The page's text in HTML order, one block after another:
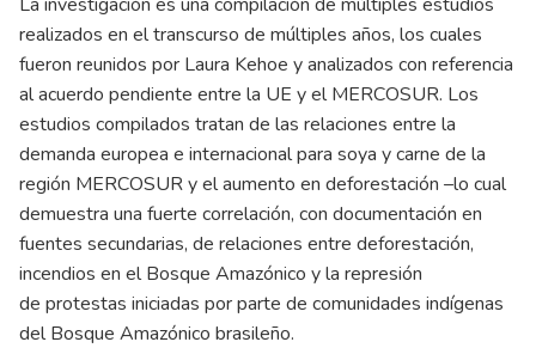
realizados en el transcurso de múltiples años, los cuales
fueron reunidos por Laura Kehoe y analizados con referencia
al acuerdo pendiente entre la UE y el MERCOSUR. Los
estudios compilados tratan de las relaciones entre la
demanda europea e internacional para soya y carne de la
región MERCOSUR y el aumento en deforestación –lo cual
demuestra una fuerte correlación, con documentación en
fuentes secundarias, de relaciones entre deforestación,
incendios en el Bosque Amazónico y la represión
de protestas iniciadas por parte de comunidades indígenas
del Bosque Amazónico brasileño.